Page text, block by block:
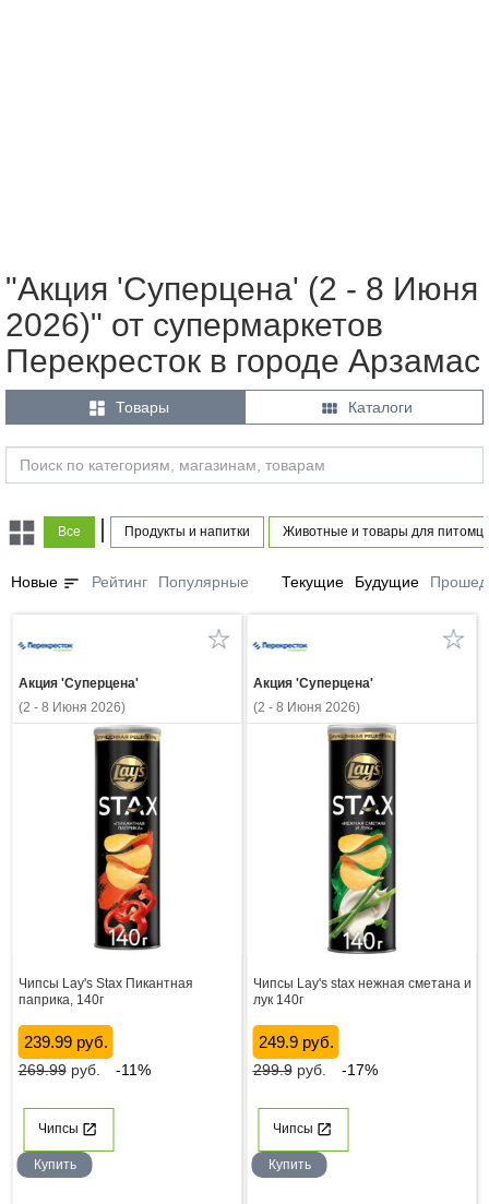
"Акция 'Суперцена' (2 - 8 Июня
2026)" от супермаркетов
Перекресток в городе Арзамас
 Товары  Каталоги
Все Продукты и напитки Животные и товары для
Новые sort Рейтинг Популярные Текущие Будущие
Акция 'Суперцена'
(2 - 8 Июня 2026)
Чипсы Lay's Stax Пикантная
паприка, 140г
239.99 руб.
269.99руб. -11%
Чипсы
Купить
Акция 'Суперцена'
(2 - 8 Июня 2026)
Чипсы Lay's stax нежная сметана и
лук 140г
249.9 руб.
299.9руб. -17%
Чипсы
Купить